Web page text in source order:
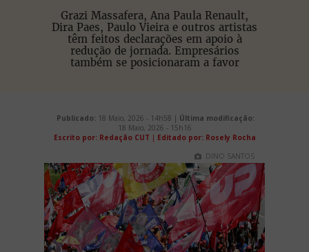
Grazi Massafera, Ana Paula Renault,
Dira Paes, Paulo Vieira e outros artistas
têm feitos declarações em apoio à
redução de jornada. Empresários
também se posicionaram a favor
Publicado: 18 Maio, 2026 - 14h58 | Última modificação:
18 Maio, 2026 - 15h16
Escrito por: Redação CUT | Editado por: Rosely Rocha
DINO SANTOS